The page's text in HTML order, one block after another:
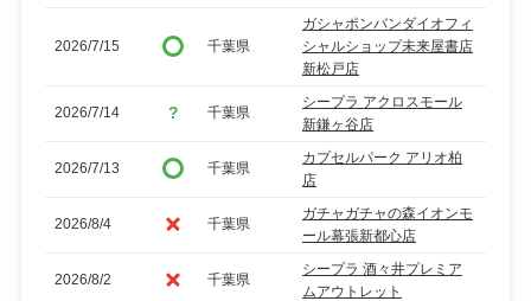
2026/7/15 千葉県
ガシャポンバンダイオフィ
シャルショップ未来屋書店
新松戸店
2026/7/14 千葉県
シープラ アクロスモール
新鎌ヶ谷店
2026/7/13 千葉県
カプセルパーク アリオ柏
店
2026/8/4 千葉県
ガチャガチャの森イオンモ
ール幕張新都心店
2026/8/2 千葉県
シープラ 酒々井プレミア
ムアウトレット